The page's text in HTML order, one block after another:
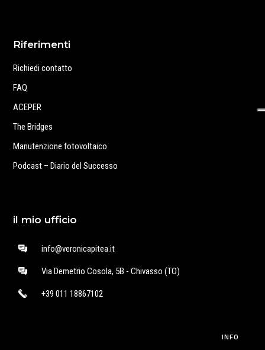
Riferimenti
Richiedi contatto
FAQ
ACEPER
The Bridges
Manutenzione fotovoltaico
Podcast – Diario del Successo
il mio ufficio
info@veronicapitea.it
Via Demetrio Cosola, 5B - Chivasso (TO)
+39 011 18867102
INFO